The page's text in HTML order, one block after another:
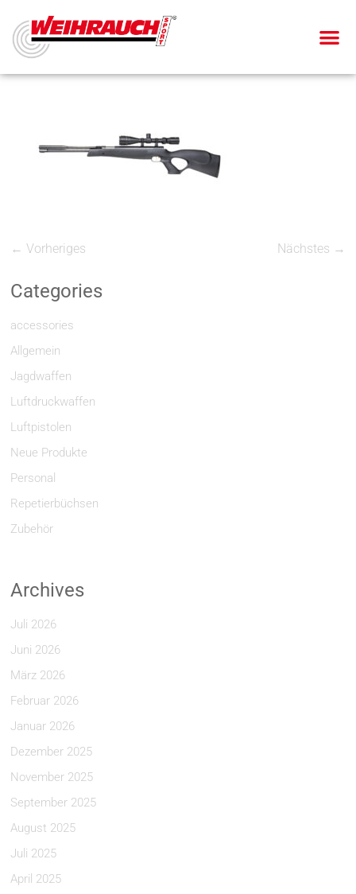
← Vorheriges Nächstes →
Categories
accessories
Allgemein
Jagdwaffen
Luftdruckwaffen
Luftpistolen
Neue Produkte
Personal
Repetierbüchsen
Zubehör
Archives
Juli 2026
Juni 2026
März 2026
Februar 2026
Januar 2026
Dezember 2025
November 2025
September 2025
August 2025
Juli 2025
April 2025